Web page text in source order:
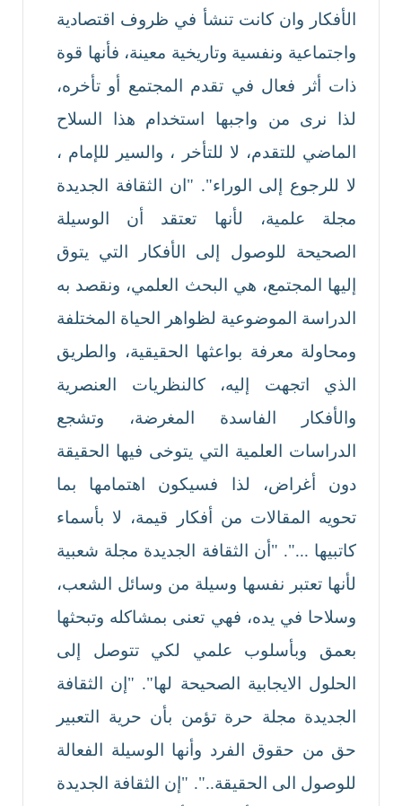
الأفكار وان كانت تنشأ في ظروف اقتصادية
واجتماعية ونفسية وتاريخية معينة، فأنها قوة
ذات أثر فعال في تقدم المجتمع أو تأخره،
لذا نرى من واجبها استخدام هذا السلاح
الماضي للتقدم، لا للتأخر ، والسير للإمام ،
لا للرجوع إلى الوراء". "ان الثقافة الجديدة
مجلة علمية، لأنها تعتقد أن الوسيلة
الصحيحة للوصول إلى الأفكار التي يتوق
إليها المجتمع، هي البحث العلمي، ونقصد به
الدراسة الموضوعية لظواهر الحياة المختلفة
ومحاولة معرفة بواعثها الحقيقية، والطريق
الذي اتجهت إليه، كالنظريات العنصرية
والأفكار الفاسدة المغرضة، وتشجع
الدراسات العلمية التي يتوخى فيها الحقيقة
دون أغراض، لذا فسيكون اهتمامها بما
تحويه المقالات من أفكار قيمة، لا بأسماء
كاتبيها ...". "أن الثقافة الجديدة مجلة شعبية
لأنها تعتبر نفسها وسيلة من وسائل الشعب،
وسلاحا في يده، فهي تعنى بمشاكله وتبحثها
بعمق وبأسلوب علمي لكي تتوصل إلى
الحلول الايجابية الصحيحة لها". "إن الثقافة
الجديدة مجلة حرة تؤمن بأن حرية التعبير
حق من حقوق الفرد وأنها الوسيلة الفعالة
للوصول الى الحقيقة..". "إن الثقافة الجديدة